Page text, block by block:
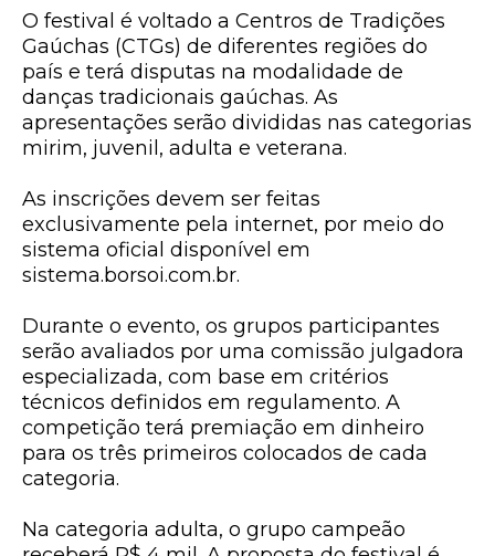
O festival é voltado a Centros de Tradições
Gaúchas (CTGs) de diferentes regiões do
país e terá disputas na modalidade de
danças tradicionais gaúchas. As
apresentações serão divididas nas categorias
mirim, juvenil, adulta e veterana.
As inscrições devem ser feitas
exclusivamente pela internet, por meio do
sistema oficial disponível em
sistema.borsoi.com.br.
Durante o evento, os grupos participantes
serão avaliados por uma comissão julgadora
especializada, com base em critérios
técnicos definidos em regulamento. A
competição terá premiação em dinheiro
para os três primeiros colocados de cada
categoria.
Na categoria adulta, o grupo campeão